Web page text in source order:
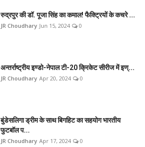
रुद्रपुर की डॉ. पूजा सिंह का कमाल! फैक्ट्रियों के कचरे ...
JR Choudhary Jun 15, 2024 0
अन्तर्राष्ट्रीय इण्डो-नेपाल टी-20 क्रिकेट सीरीज में इण्...
JR Choudhary Apr 20, 2024 0
बुंडेसलिगा ड्रीम के साथ बिगहिट का सहयोग भारतीय
फुटबॉल प...
JR Choudhary Apr 17, 2024 0